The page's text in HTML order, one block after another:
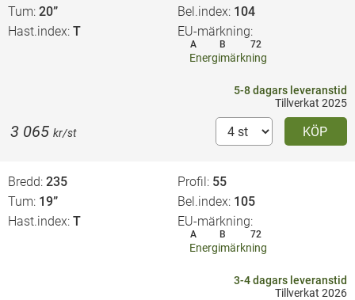
Tum 20” Bel.index 104
Hast.index T EU-märkning
A B 72
Energimärkning
5-8 dagars leveranstid
Tillverkat 2025
KÖP
3 065 kr/st
Bredd 235 Profil 55
Tum 19” Bel.index 105
Hast.index T EU-märkning
A B 72
Energimärkning
3-4 dagars leveranstid
Tillverkat 2026